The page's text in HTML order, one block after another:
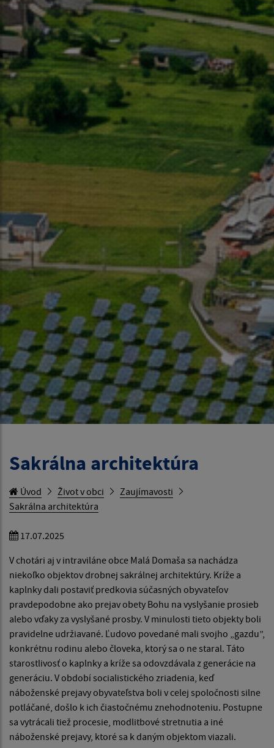
Sakrálna architektúra
Úvod Život v obci
Zaujímavosti
Sakrálna architektúra
17.07.2025
V chotári aj v intraviláne obce Malá Domaša sa nachádza
niekoľko objektov drobnej sakrálnej architektúry. Kríže a
kaplnky dali postaviť predkovia súčasných obyvateľov
pravdepodobne ako prejav obety Bohu na vyslyšanie prosieb
alebo vďaky za vyslyšané prosby. V minulosti tieto objekty boli
pravidelne udržiavané. Ľudovo povedané mali svojho „gazdu”,
konkrétnu rodinu alebo človeka, ktorý sa o ne staral. Táto
starostlivosť o kaplnky a kríže sa odovzdávala z generácie na
generáciu. V období socialistického zriadenia, keď
náboženské prejavy obyvateľstva boli v celej spoločnosti silne
potláčané, došlo k ich čiastočnému znehodnoteniu. Postupne
sa vytrácali tiež procesie, modlitbové stretnutia a iné
náboženské prejavy, ktoré sa k daným objektom viazali.